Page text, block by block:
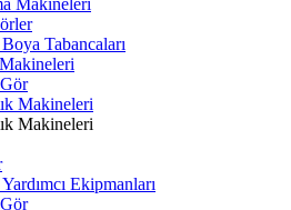
Makineleri
Tabancaları
Makineleri
Makineleri
Yardımcı Ekipmanları